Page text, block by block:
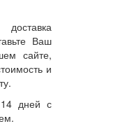
Ваш
сайте,
и
14 дней с